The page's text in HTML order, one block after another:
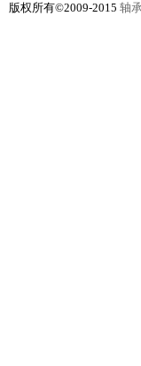
版权所有©2009-2015 轴